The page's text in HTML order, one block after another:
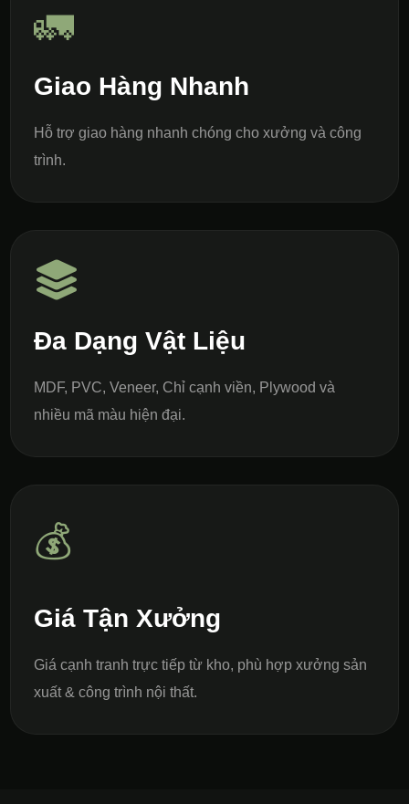
🚛
Giao Hàng Nhanh
Hỗ trợ giao hàng nhanh chóng cho xưởng và công
trình.
Đa Dạng Vật Liệu
MDF, PVC, Veneer, Chỉ cạnh viền, Plywood và
nhiều mã màu hiện đại.
💰
Giá Tận Xưởng
Giá cạnh tranh trực tiếp từ kho, phù hợp xưởng sản
xuất & công trình nội thất.